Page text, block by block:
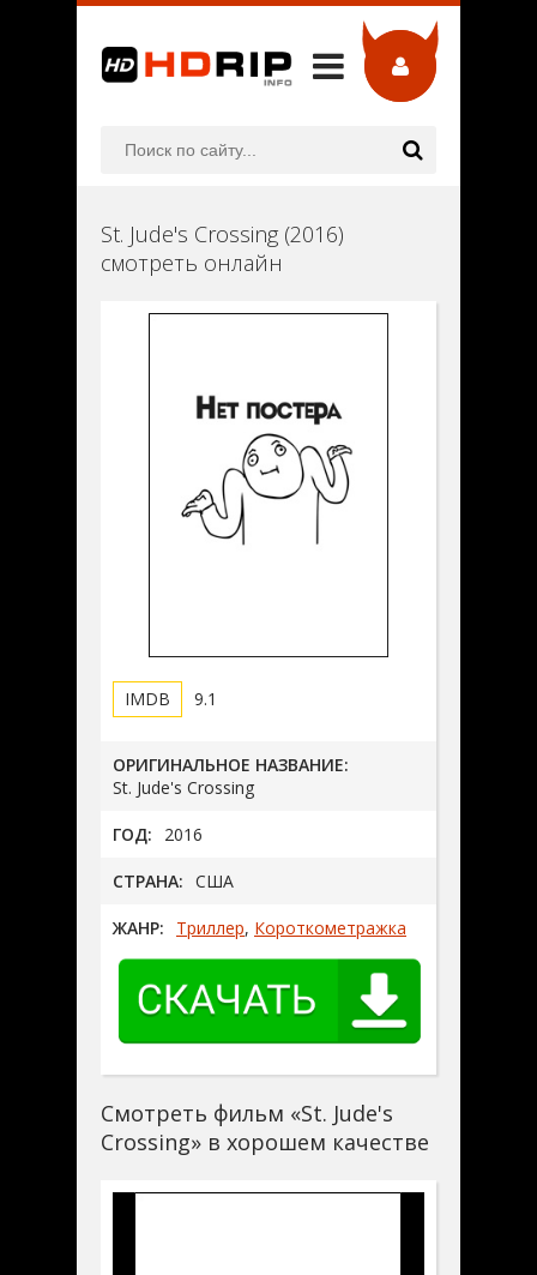
St. Jude's Crossing (2016)
смотреть онлайн
9.1
ОРИГИНАЛЬНОЕ НАЗВАНИЕ:
St. Jude's Crossing
ГОД: 2016
СТРАНА: США
ЖАНР: Триллер, Короткометражка
Смотреть фильм «St. Jude's
Crossing» в хорошем качестве